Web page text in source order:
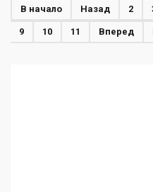
В начало Назад 2
9 10 11 Вперед